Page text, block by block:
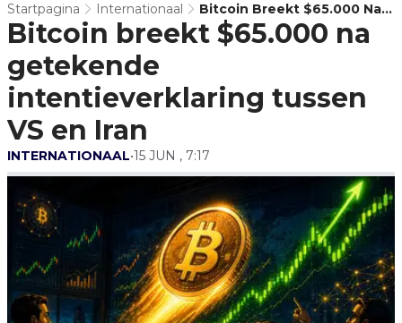
Startpagina Internationaal
Bitcoin Breekt $65.000 Na
Getekende
Intentieverklaring Tussen
Bitcoin breekt $65.000 na
getekende
intentieverklaring tussen
VS en Iran
INTERNATIONAAL•15 JUN , 7:17